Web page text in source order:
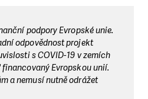
podpory Evropské unie.
odpovědnost projekt
s COVID-19 v zemích
Evropskou unií.
a nemusí nutně odrážet